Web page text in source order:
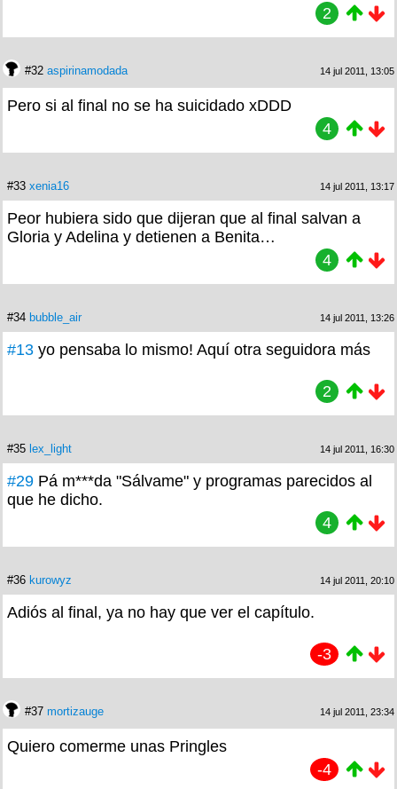
2
#32 aspirinamodada 14 jul 2011, 13:05
Pero si al final no se ha suicidado xDDD
4
#33 xenia16 14 jul 2011, 13:17
Peor hubiera sido que dijeran que al final salvan a
Gloria y Adelina y detienen a Benita…
4
#34 bubble_air 14 jul 2011, 13:26
#13 yo pensaba lo mismo! Aquí otra seguidora más
2
#35 lex_light 14 jul 2011, 16:30
#29 Pá m***da "Sálvame" y programas parecidos al
que he dicho.
4
#36 kurowyz 14 jul 2011, 20:10
Adiós al final, ya no hay que ver el capítulo.
-3
#37 mortizauge 14 jul 2011, 23:34
Quiero comerme unas Pringles
-4